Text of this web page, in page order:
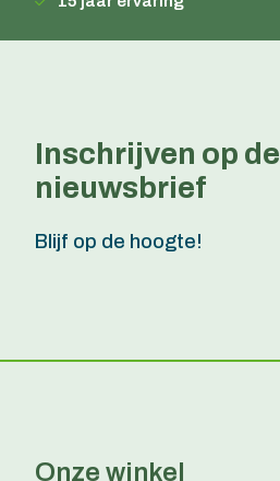
Inschrijven op de
nieuwsbrief
Blijf op de hoogte!
Onze winkel